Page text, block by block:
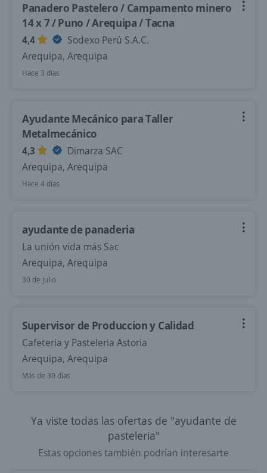
Panadero Pastelero / Campamento minero
14 x 7 / Puno / Arequipa / Tacna
4,4
Sodexo Perú S.A.C.
Arequipa, Arequipa
Hace 3 días
Ayudante Mecánico para Taller
Metalmecánico
4,3
Dimarza SAC
Arequipa, Arequipa
Hace 4 días
ayudante de panaderia
La unión vida más Sac
Arequipa, Arequipa
30 de julio
Supervisor de Produccion y Calidad
Cafeteria y Pasteleria Astoria
Arequipa, Arequipa
Más de 30 días
Ya viste todas las ofertas de "ayudante de
pasteleria"
Estas opciones también podrían interesarte